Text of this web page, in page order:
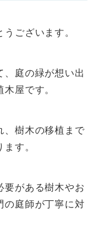
ございます。
、庭の緑が想い出
屋です。
、樹木の移植まで
す。
要がある樹木やお
の庭師が丁寧に対